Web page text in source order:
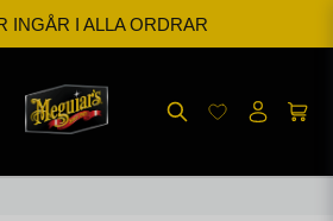
INGÅR I ALLA ORDRAR
FRAKT FRÅN 599kr